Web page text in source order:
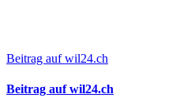
Beitrag auf wil24.ch
Beitrag auf wil24.ch